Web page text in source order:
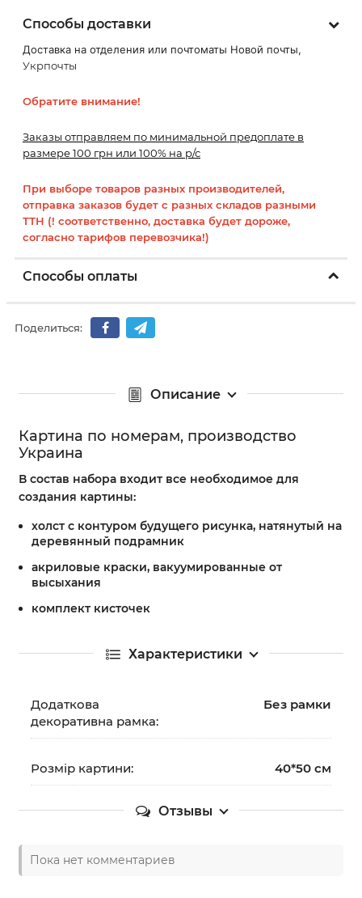
Способы доставки
Доставка на отделения или почтоматы Новой почты,
Укрпочты
Обратите внимание!
Заказы отправляем по минимальной предоплате в
размере 100 грн или 100% на р/с
При выборе товаров разных производителей,
отправка заказов будет с разных складов разными
ТТН (! соответственно, доставка будет дороже,
согласно тарифов перевозчика!)
Способы оплаты
Поделиться:
Описание
Картина по номерам, производство
Украина
В состав набора входит все необходимое для
создания картины:
холст с контуром будущего рисунка, натянутый на
деревянный подрамник
акриловые краски, вакуумированные от
высыхания
комплект кисточек
Характеристики
Додаткова
декоративна рамка:
Без рамки
Розмір картини: 40*50 см
Отзывы
Пока нет комментариев